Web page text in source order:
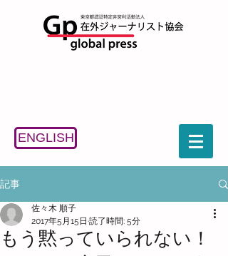
ENGLISH
記事
もう黙っていられない！
佐々木 順子
2017年5月15日 読了時間: 5分